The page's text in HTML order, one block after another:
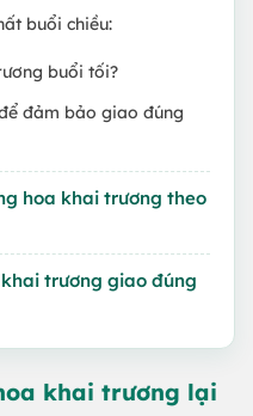
buổi chiều:
buổi tối?
đảm bảo giao đúng
hoa khai trương theo
trương giao đúng
khai trương lại